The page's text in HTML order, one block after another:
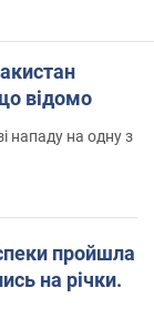
відомо
нападу на одну з
пройшла
на річки.